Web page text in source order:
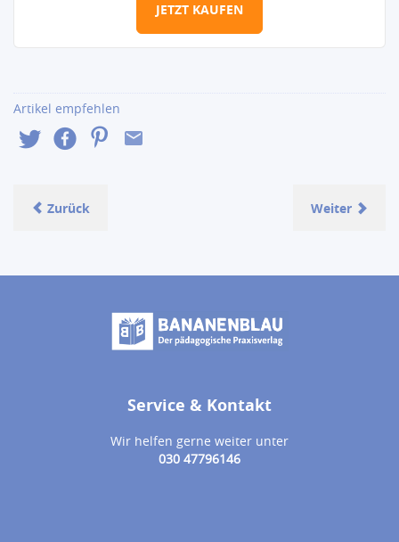
JETZT KAUFEN
Artikel empfehlen
Zurück Weiter
Service & Kontakt
Wir helfen gerne weiter unter
030 47796146